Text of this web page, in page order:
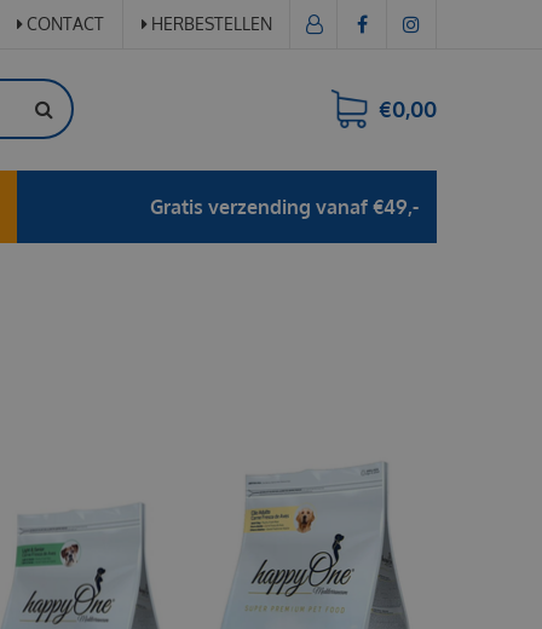
CONTACT HERBESTELLEN
€0,00
Gratis verzending vanaf €49,-